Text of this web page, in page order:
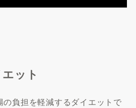
ット
負担を軽減するダイエットで